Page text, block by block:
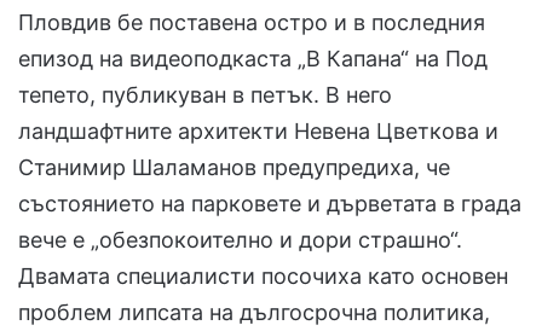
Пловдив бе поставена остро и в последния
епизод на видеоподкаста „В Капана“ на Под
тепето, публикуван в петък. В него
ландшафтните архитекти Невена Цветкова и
Станимир Шаламанов предупредиха, че
състоянието на парковете и дърветата в града
вече е „обезпокоително и дори страшно“.
Двамата специалисти посочиха като основен
проблем липсата на дългосрочна политика,